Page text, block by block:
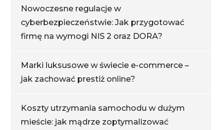
Nowoczesne regulacje w
cyberbezpieczeństwie: Jak przygotować
firmę na wymogi NIS 2 oraz DORA?
Marki luksusowe w świecie e-commerce –
jak zachować prestiż online?
Koszty utrzymania samochodu w dużym
mieście: jak mądrze zoptymalizować